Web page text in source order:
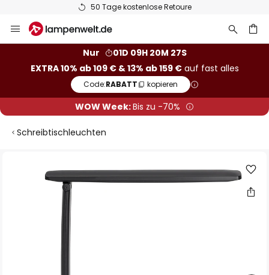
50 Tage kostenlose Retoure
Inhalt
Nur
01D 09H 20M 26S
EXTRA 10% ab 109 € & 13% ab 159 €auf fast alles
Code:RABATT kopieren
WOW Week:Bis zu -70%
Schreibtischleuchten